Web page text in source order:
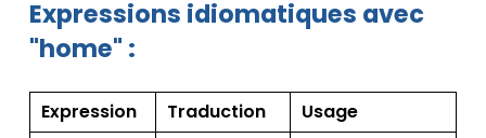
Expressions idiomatiques avec
"home" :
Expression Traduction
Usage